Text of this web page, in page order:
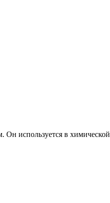
Он используется в химической